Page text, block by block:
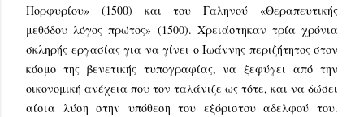
Πορφυρίου» (1500) και του Γαληνού «Θεραπευτικής
μεθόδου λόγος πρώτος» (1500). Χρειάστηκαν τρία χρόνια
σκληρής εργασίας για να γίνει ο Ιωάννης περιζήτητος στον
κόσμο της βενετικής τυπογραφίας, να ξεφύγει από την
οικονομική ανέχεια που τον ταλάνιζε ως τότε, και να δώσει
αίσια λύση στην υπόθεση του εξόριστου αδελφού του.